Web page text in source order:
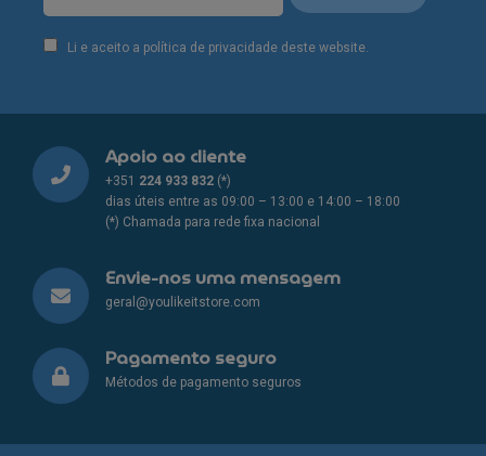
Li e aceito a política de privacidade deste website.
Apoio ao cliente
+351 224 933 832 (*)
dias úteis entre as 09:00 – 13:00 e 14:00 – 18:00
(*) Chamada para rede fixa nacional
Envie-nos uma mensagem
geral@youlikeitstore.com
Pagamento seguro
Métodos de pagamento seguros